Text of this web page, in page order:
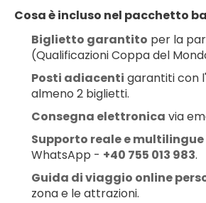
Cosa è incluso nel pacchetto
Biglietto garantito per la
(Qualificazioni Coppa del
Posti adiacenti garantiti con
almeno 2 biglietti.
Consegna elettronica via
Supporto reale e multilingue
WhatsApp - +40 755 013 983.
Guida di viaggio online
zona e le attrazioni.